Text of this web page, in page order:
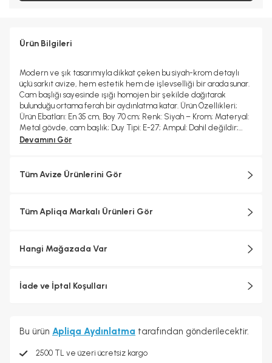
Ürün Bilgileri
Modern ve şık tasarımıyla dikkat çeken bu siyah-krom detaylı
üçlü sarkıt avize, hem estetik hem de işlevselliği bir arada sunar.
Cam başlığı sayesinde ışığı homojen bir şekilde dağıtarak
bulunduğu ortama ferah bir aydınlatma katar. Ürün Özellikleri;
Ürün Ebatları: En 35 cm, Boy 70 cm; Renk: Siyah – Krom; Materyal:
Metal gövde, cam başlık; Duy Tipi: E-27; Ampul: Dahil değildir;
Boy: Ayarlanabilir; Garanti: 2 yıl
Devamını Gör
Tüm Avize Ürünlerini Gör
Tüm Apliqa Markalı Ürünleri Gör
Hangi Mağazada Var
İade ve İptal Koşulları
Bu ürün Apliqa Aydınlatma tarafından gönderilecektir.
2500 TL ve üzeri ücretsiz kargo